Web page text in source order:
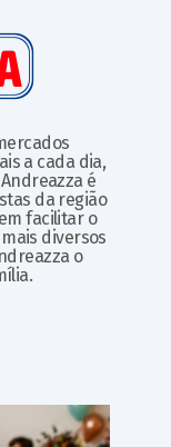
a cada dia,
é
da região
facilitar o
diversos
o